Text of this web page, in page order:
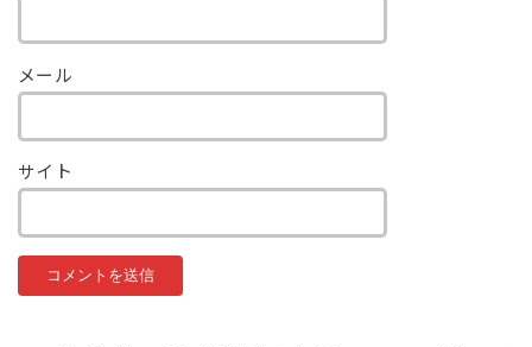
メール
サイト